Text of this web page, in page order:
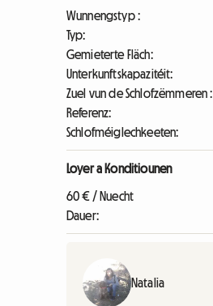
Wunnengstyp :
Typ:
Gemieterte Fläch:
Unterkunftskapazitéit:
Zuel vun de Schlofzëmmeren :
Referenz:
Schlofméiglechkeeten:
Loyer a Konditiounen
60 € / Nuecht
Dauer:
Natalia